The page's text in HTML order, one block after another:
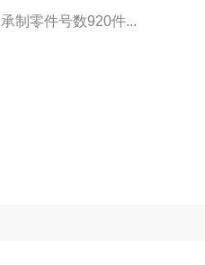
制零件号数920件...